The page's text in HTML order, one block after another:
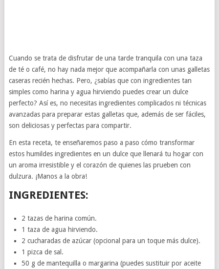
Cuando se trata de disfrutar de una tarde tranquila con una taza
de té o café, no hay nada mejor que acompañarla con unas galletas
caseras recién hechas. Pero, ¿sabías que con ingredientes tan
simples como harina y agua hirviendo puedes crear un dulce
perfecto? Así es, no necesitas ingredientes complicados ni técnicas
avanzadas para preparar estas galletas que, además de ser fáciles,
son deliciosas y perfectas para compartir.
En esta receta, te enseñaremos paso a paso cómo transformar
estos humildes ingredientes en un dulce que llenará tu hogar con
un aroma irresistible y el corazón de quienes las prueben con
dulzura. ¡Manos a la obra!
INGREDIENTES:
2 tazas de harina común.
1 taza de agua hirviendo.
2 cucharadas de azúcar (opcional para un toque más dulce).
1 pizca de sal.
50 g de mantequilla o margarina (puedes sustituir por aceite